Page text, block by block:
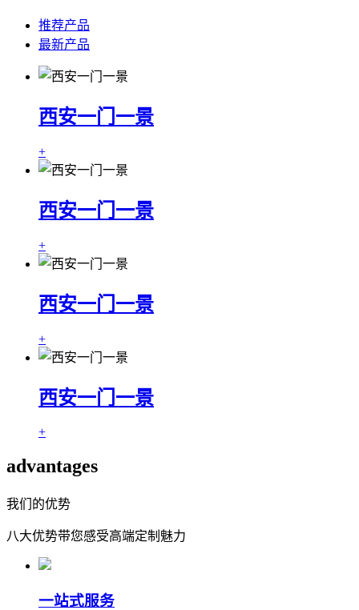
推荐产品
最新产品
西安一门一景
+
西安一门一景
+
西安一门一景
+
西安一门一景
+
advantages
我们的优势
八大优势带您感受高端定制魅力
一站式服务